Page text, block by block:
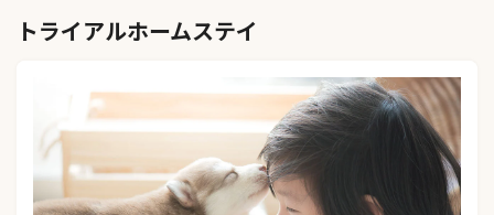
トライアルホームステイ